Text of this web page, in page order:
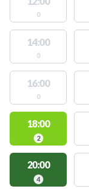
0
14:00
0
16:00
0
18:00
2
20:00
4